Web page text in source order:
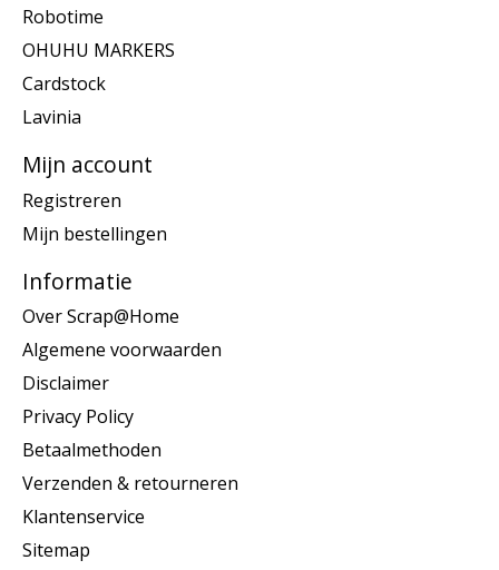
Robotime
OHUHU MARKERS
Cardstock
Lavinia
Mijn account
Registreren
Mijn bestellingen
Informatie
Over Scrap@Home
Algemene voorwaarden
Disclaimer
Privacy Policy
Betaalmethoden
Verzenden & retourneren
Klantenservice
Sitemap